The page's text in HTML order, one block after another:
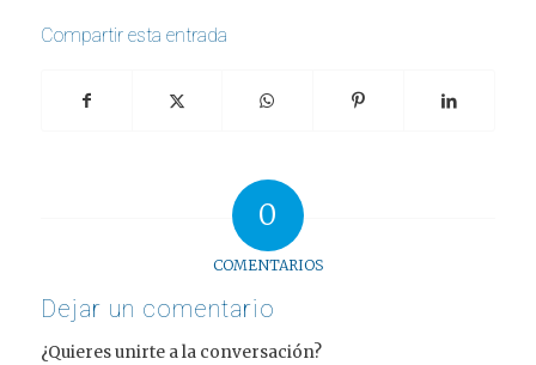
Compartir esta entrada
0
COMENTARIOS
Dejar un comentario
¿Quieres unirte a la conversación?